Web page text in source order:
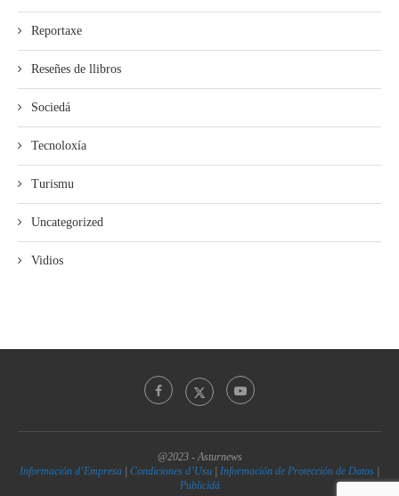
Reportaxe
Reseñes de llibros
Sociedá
Tecnoloxía
Turismu
Uncategorized
Vidios
@2023 - Asturnews
Información d’Empresa | Condiciones d’Usu | Información de Protección de Datos |
Publicidá